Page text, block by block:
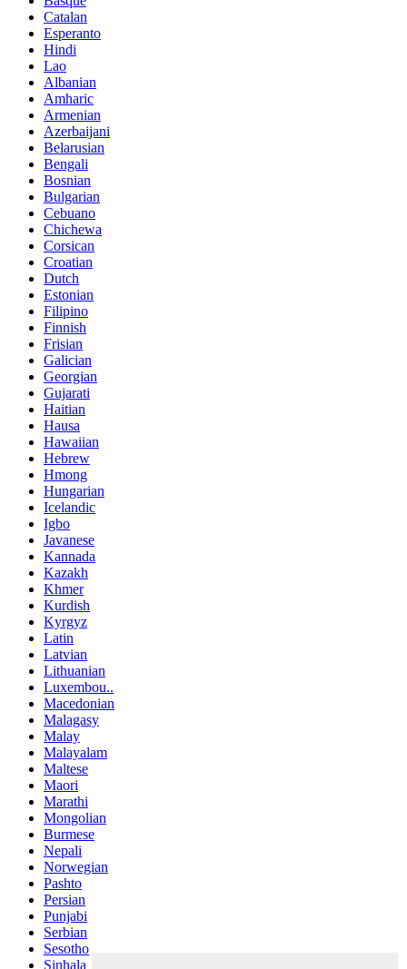
Catalan
Esperanto
Hindi
Lao
Albanian
Amharic
Armenian
Azerbaijani
Belarusian
Bengali
Bosnian
Bulgarian
Cebuano
Chichewa
Corsican
Croatian
Dutch
Estonian
Filipino
Finnish
Frisian
Galician
Georgian
Gujarati
Haitian
Hausa
Hawaiian
Hebrew
Hmong
Hungarian
Icelandic
Igbo
Javanese
Kannada
Kazakh
Khmer
Kurdish
Kyrgyz
Latin
Latvian
Lithuanian
Luxembou..
Macedonian
Malagasy
Malay
Malayalam
Maltese
Maori
Marathi
Mongolian
Burmese
Nepali
Norwegian
Pashto
Persian
Punjabi
Serbian
Sesotho
Sinhala